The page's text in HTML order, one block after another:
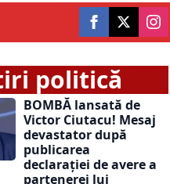
politică
BOMBĂ lansată de
Victor Ciutacu! Mesaj
devastator după
publicarea
declarației de avere a
partenerei lui